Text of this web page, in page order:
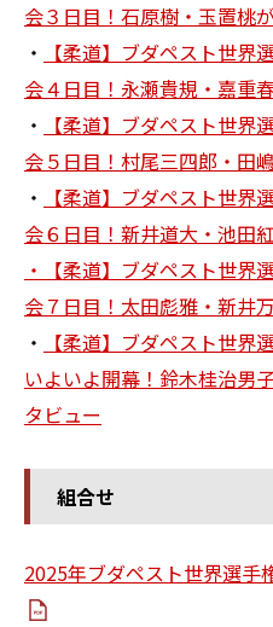
会３日目！石原樹・玉置桃
・
【柔道】ブダペスト世界
会４日目！永瀬貴規・嘉重
・
【柔道】ブダペスト世界
会５日目！村尾三四郎・田
・
【柔道】ブダペスト世界
会６日目！新井道大・池田
・【柔道】ブダペスト世界
会７日目！太田彪雅・新井
・
【柔道】ブダペスト世界
いよいよ開幕！鈴木桂治男
タビュー
組合せ
2025年ブダペスト世界選手